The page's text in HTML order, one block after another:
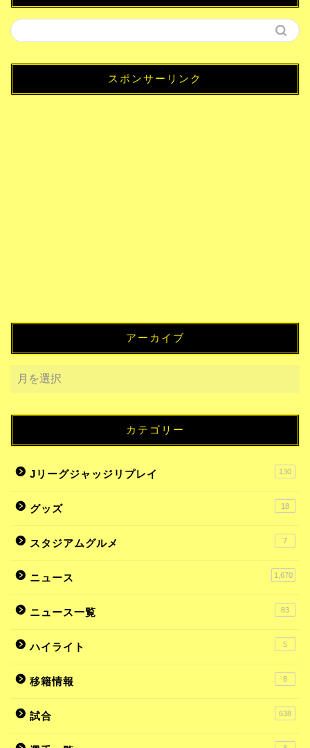
スポンサーリンク
アーカイブ
カテゴリー
Jリーグジャッジリプレイ 130
グッズ 18
スタジアムグルメ 7
ニュース 1,670
ニュース一覧 83
ハイライト 5
移籍情報 8
試合 638